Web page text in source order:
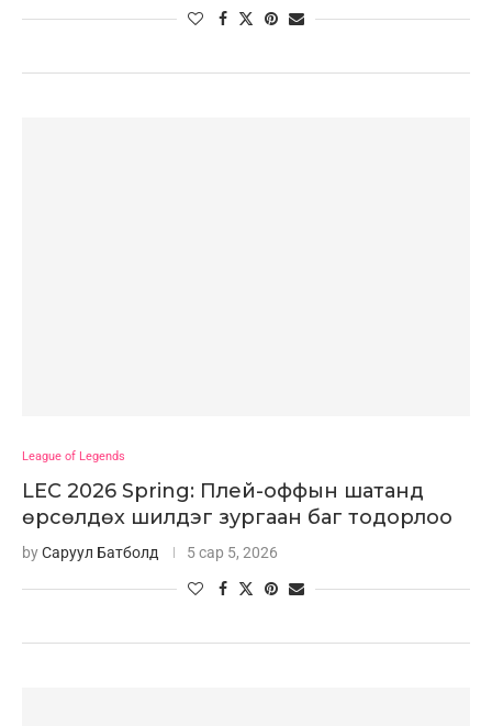
League of Legends
LEC 2026 Spring: Плей-оффын шатанд
өрсөлдөх шилдэг зургаан баг тодорлоо
byСаруул Батболд 5 сар 5, 2026